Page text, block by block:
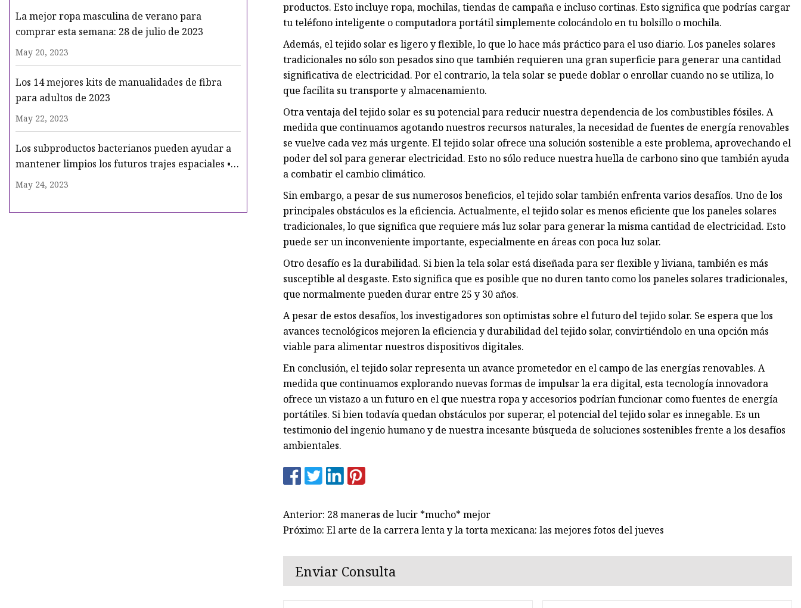
La mejor ropa masculina de verano para
comprar esta semana: 28 de julio de 2023
May 20, 2023
Los 14 mejores kits de manualidades de fibra
para adultos de 2023
May 22, 2023
Los subproductos bacterianos pueden ayudar a
mantener limpios los futuros trajes espaciales •
The Register
May 24, 2023
productos. Esto incluye ropa, mochilas, tiendas de campaña e incluso cortinas. Esto significa que podrías cargar
tu teléfono inteligente o computadora portátil simplemente colocándolo en tu bolsillo o mochila.
Además, el tejido solar es ligero y flexible, lo que lo hace más práctico para el uso diario. Los paneles solares
tradicionales no sólo son pesados ​​sino que también requieren una gran superficie para generar una cantidad
significativa de electricidad. Por el contrario, la tela solar se puede doblar o enrollar cuando no se utiliza, lo
que facilita su transporte y almacenamiento.
Otra ventaja del tejido solar es su potencial para reducir nuestra dependencia de los combustibles fósiles. A
medida que continuamos agotando nuestros recursos naturales, la necesidad de fuentes de energía renovables
se vuelve cada vez más urgente. El tejido solar ofrece una solución sostenible a este problema, aprovechando el
poder del sol para generar electricidad. Esto no sólo reduce nuestra huella de carbono sino que también ayuda
a combatir el cambio climático.
Sin embargo, a pesar de sus numerosos beneficios, el tejido solar también enfrenta varios desafíos. Uno de los
principales obstáculos es la eficiencia. Actualmente, el tejido solar es menos eficiente que los paneles solares
tradicionales, lo que significa que requiere más luz solar para generar la misma cantidad de electricidad. Esto
puede ser un inconveniente importante, especialmente en áreas con poca luz solar.
Otro desafío es la durabilidad. Si bien la tela solar está diseñada para ser flexible y liviana, también es más
susceptible al desgaste. Esto significa que es posible que no duren tanto como los paneles solares tradicionales,
que normalmente pueden durar entre 25 y 30 años.
A pesar de estos desafíos, los investigadores son optimistas sobre el futuro del tejido solar. Se espera que los
avances tecnológicos mejoren la eficiencia y durabilidad del tejido solar, convirtiéndolo en una opción más
viable para alimentar nuestros dispositivos digitales.
En conclusión, el tejido solar representa un avance prometedor en el campo de las energías renovables. A
medida que continuamos explorando nuevas formas de impulsar la era digital, esta tecnología innovadora
ofrece un vistazo a un futuro en el que nuestra ropa y accesorios podrían funcionar como fuentes de energía
portátiles. Si bien todavía quedan obstáculos por superar, el potencial del tejido solar es innegable. Es un
testimonio del ingenio humano y de nuestra incesante búsqueda de soluciones sostenibles frente a los desafíos
ambientales.
Anterior: 28 maneras de lucir *mucho* mejor
Próximo: El arte de la carrera lenta y la torta mexicana: las mejores fotos del jueves
Enviar Consulta